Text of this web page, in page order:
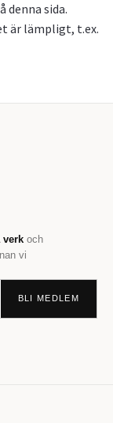
denna sida.
är lämpligt, t.ex.
verk och
vi
BLI MEDLEM